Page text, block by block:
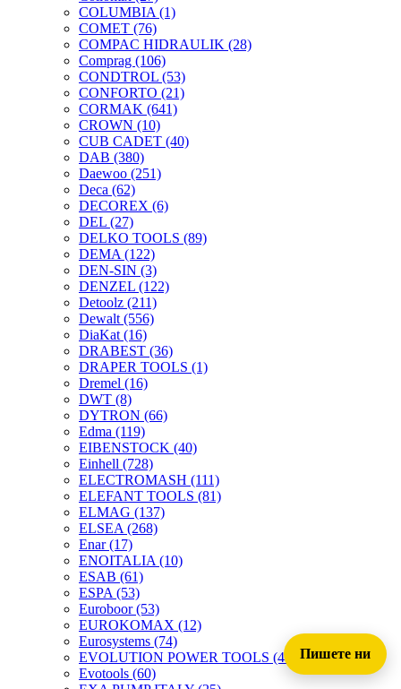
COLUMBIA (1)
COMET (76)
COMPAC HIDRAULIK (28)
Comprag (106)
CONDTROL (53)
CONFORTO (21)
CORMAK (641)
CROWN (10)
CUB CADET (40)
DAB (380)
Daewoo (251)
Deca (62)
DECOREX (6)
DEL (27)
DELKO TOOLS (89)
DEMA (122)
DEN-SIN (3)
DENZEL (122)
Detoolz (211)
Dewalt (556)
DiaKat (16)
DRABEST (36)
DRAPER TOOLS (1)
Dremel (16)
DWT (8)
DYTRON (66)
Edma (119)
EIBENSTOCK (40)
Einhell (728)
ELECTROMASH (111)
ELEFANT TOOLS (81)
ELMAG (137)
ELSEA (268)
Enar(17)
ENOITALIA (10)
ESAB (61)
ESPA (53)
Euroboor(53)
EUROKOMAX (12)
Eurosystems (74)
EVOLUTION POWER TOOLS (45)
Evotools (60)
Пишете ни